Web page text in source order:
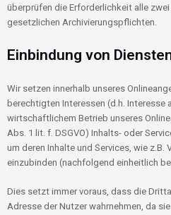
überprüfen die Erforderlichkeit alle
gesetzlichen Archivierungspflichten.
Einbindung von
Wir setzen innerhalb unseres
berechtigten Interessen (d.h. Interesse
wirtschaftlichem Betrieb unseres
Abs. 1 lit. f. DSGVO) Inhalts- oder
um deren Inhalte und Services, wie
einzubinden (nachfolgend einheitlich
Dies setzt immer voraus, dass die
Adresse der Nutzer wahrnehmen, da